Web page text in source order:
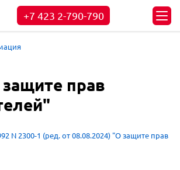
+7 423 2-790-790
прав
N 2300-1 (ред. от 08.08.2024) "О защите прав